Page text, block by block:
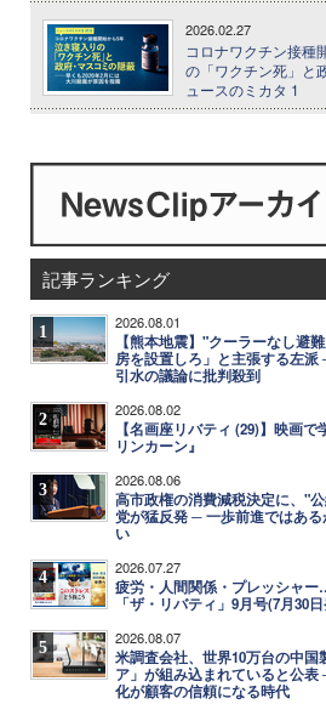
2026.02.27
コロナワクチン接種
の「ワクチン死」と
ュースのミカタ 1
記事ランキング
1 2026.08.01
【熊本地震】"クーラーなし避
房を設置しろ」と主張する左
引水の議論に批判殺到
2 2026.08.02
【名画座リバティ (29)】映画
リンカーン』
3 2026.08.06
高市政権の消費減税決定に、"
党が猛反発 ─ 一歩前進ではあ
い
4 2026.07.27
疲労・人間関係・プレッシャ
「ザ・リバティ」9月号(7月30
5 2026.08.07
米調査会社、世界10万台の中
ア」が組み込まれていると公
化が顧客の信頼になる時代